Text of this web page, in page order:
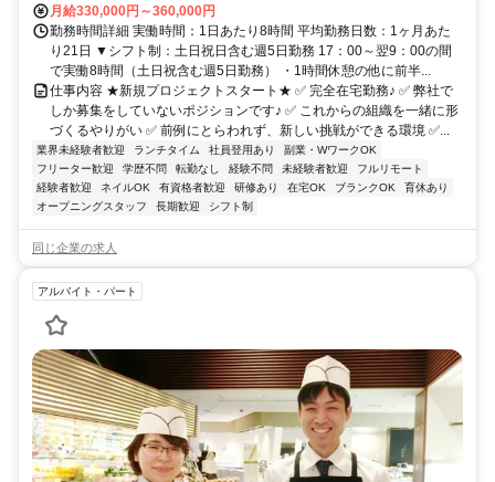
月給330,000円～360,000円
勤務時間詳細 実働時間：1日あたり8時間 平均勤務日数：1ヶ月あた
り21日 ▼シフト制：土日祝日含む週5日勤務 17：00～翌9：00の間
で実働8時間（土日祝含む週5日勤務） ・1時間休憩の他に前半...
仕事内容 ★新規プロジェクトスタート★ ✅ 完全在宅勤務♪ ✅ 弊社で
しか募集をしていないポジションです♪ ✅ これからの組織を一緒に形
づくるやりがい ✅ 前例にとらわれず、新しい挑戦ができる環境 ✅...
業界未経験者歓迎 ランチタイム 社員登用あり
副業・WワークOK
フリーター歓迎
学歴不問 転勤なし 経験不問 未経験者歓迎
フルリモート
経験者歓迎
ネイルOK 有資格者歓迎 研修あり 在宅OK ブランクOK
育休あり
オープニングスタッフ
長期歓迎 シフト制
同じ企業の求人
アルバイト・パート